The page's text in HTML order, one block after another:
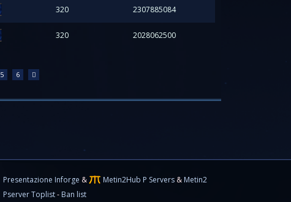
320 2307885084
320 2028062500
5 6
Presentazione Inforge & Metin2Hub P Servers & Metin2
Pserver Toplist- Ban list